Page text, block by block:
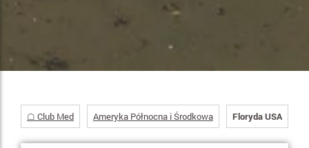
☖ Club Med Ameryka Północna i Środkowa Floryda USA